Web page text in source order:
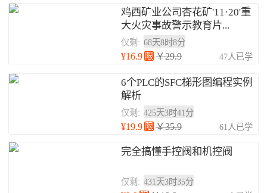
鸡西矿业公司杏花矿'11·20'重
大火灾事故警示教育片...
仅剩: 68天8时8分
¥16.9 限 ￥29.9 47人已学
6个PLC的SFC梯形图编程实例
解析
仅剩: 425天3时41分
¥19.9 限 ￥35.9 61人已学
完全搞懂手控阀和机控阀
仅剩: 431天3时35分